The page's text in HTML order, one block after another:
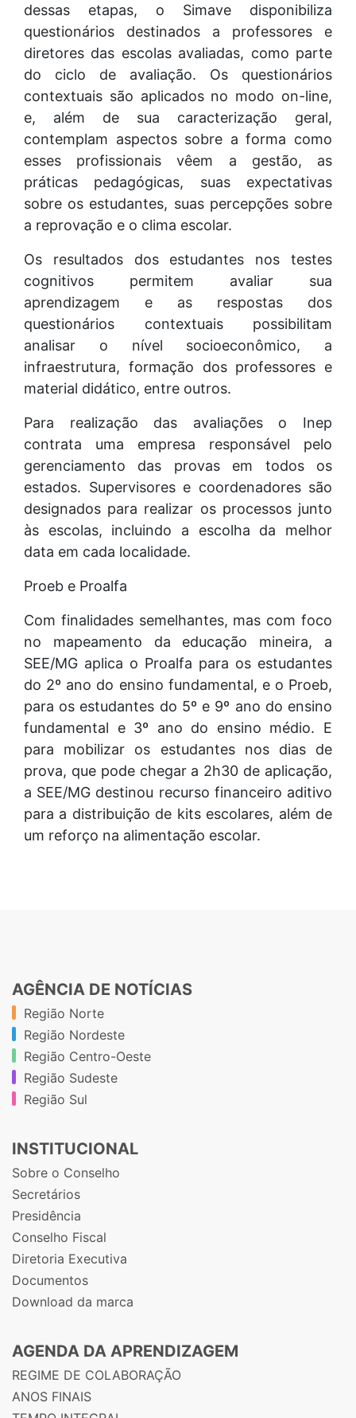
dessas etapas, o Simave disponibiliza
questionários destinados a professores e
diretores das escolas avaliadas, como parte
do ciclo de avaliação. Os questionários
contextuais são aplicados no modo on-line,
e, além de sua caracterização geral,
contemplam aspectos sobre a forma como
esses profissionais vêem a gestão, as
práticas pedagógicas, suas expectativas
sobre os estudantes, suas percepções sobre
a reprovação e o clima escolar.
Os resultados dos estudantes nos testes
cognitivos permitem avaliar sua
aprendizagem e as respostas dos
questionários contextuais possibilitam
analisar o nível socioeconômico, a
infraestrutura, formação dos professores e
material didático, entre outros.
Para realização das avaliações o Inep
contrata uma empresa responsável pelo
gerenciamento das provas em todos os
estados. Supervisores e coordenadores são
designados para realizar os processos junto
às escolas, incluindo a escolha da melhor
data em cada localidade.
Proeb e Proalfa
Com finalidades semelhantes, mas com foco
no mapeamento da educação mineira, a
SEE/MG aplica o Proalfa para os estudantes
do 2º ano do ensino fundamental, e o Proeb,
para os estudantes do 5º e 9º ano do ensino
fundamental e 3º ano do ensino médio. E
para mobilizar os estudantes nos dias de
prova, que pode chegar a 2h30 de aplicação,
a SEE/MG destinou recurso financeiro aditivo
para a distribuição de kits escolares, além de
um reforço na alimentação escolar.
AGÊNCIA DE NOTÍCIAS
Região Norte
Região Nordeste
Região Centro-Oeste
Região Sudeste
Região Sul
INSTITUCIONAL
Sobre o Conselho
Secretários
Presidência
Conselho Fiscal
Diretoria Executiva
Documentos
Download da marca
AGENDA DA APRENDIZAGEM
REGIME DE COLABORAÇÃO
ANOS FINAIS